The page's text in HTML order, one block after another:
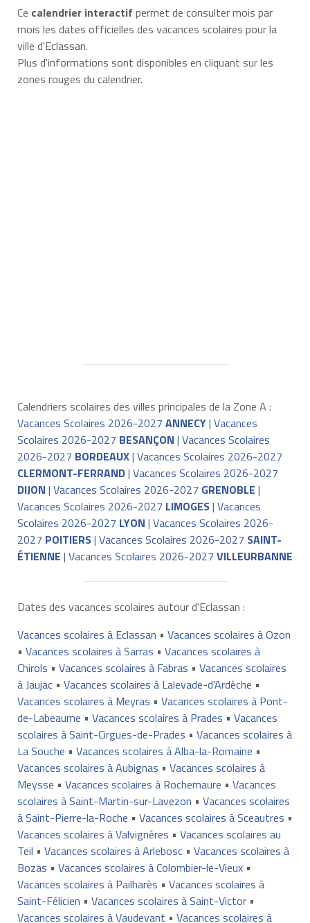
Ce calendrier interactif permet de consulter mois par
mois les dates officielles des vacances scolaires pour la
ville d'Eclassan.
Plus d'informations sont disponibles en cliquant sur les
zones rouges du calendrier.
Calendriers scolaires des villes principales de la Zone A :
Vacances Scolaires 2026-2027 ANNECY| Vacances
Scolaires 2026-2027 BESANÇON | Vacances Scolaires
2026-2027 BORDEAUX| Vacances Scolaires 2026-2027
CLERMONT-FERRAND| Vacances Scolaires 2026-2027
DIJON | Vacances Scolaires 2026-2027 GRENOBLE |
Vacances Scolaires 2026-2027 LIMOGES| Vacances
Scolaires 2026-2027 LYON | Vacances Scolaires 2026-
2027 POITIERS| Vacances Scolaires 2026-2027 SAINT-
ÉTIENNE | Vacances Scolaires 2026-2027 VILLEURBANNE
Dates des vacances scolaires autour d'Eclassan :
Vacances scolaires à Eclassan • Vacances scolaires à Ozon
• Vacances scolaires à Sarras • Vacances scolaires à
Chirols • Vacances scolaires à Fabras • Vacances scolaires
à Jaujac• Vacances scolaires à Lalevade-d'Ardèche •
Vacances scolaires à Meyras • Vacances scolaires à Pont-
de-Labeaume • Vacances scolaires à Prades • Vacances
scolaires à Saint-Cirgues-de-Prades • Vacances scolaires à
La Souche • Vacances scolaires à Alba-la-Romaine •
Vacances scolaires à Aubignas • Vacances scolaires à
Meysse • Vacances scolaires à Rochemaure • Vacances
scolaires à Saint-Martin-sur-Lavezon • Vacances scolaires
à Saint-Pierre-la-Roche • Vacances scolaires à Sceautres •
Vacances scolaires à Valvignères • Vacances scolaires au
Teil • Vacances scolaires à Arlebosc• Vacances scolaires à
Bozas • Vacances scolaires à Colombier-le-Vieux•
Vacances scolaires à Pailharès • Vacances scolaires à
Saint-Félicien • Vacances scolaires à Saint-Victor•
Vacances scolaires à Vaudevant • Vacances scolaires à